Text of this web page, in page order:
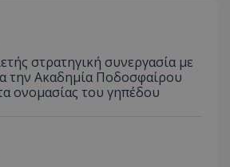
στρατηγική συνεργασία με
την Ακαδημία Ποδοσφαίρου
ονομασίας του γηπέδου